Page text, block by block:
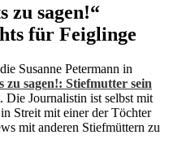
zu sagen!“
für Feiglinge
Susanne Petermann in
sagen!: Stiefmutter sein
Die Journalistin ist selbst mit
Streit mit einer der Töchter
mit anderen Stiefmüttern zu